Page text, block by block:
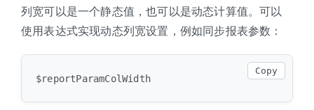
列宽可以是一个静态值，也可以是动态计算值。可以
使用表达式实现动态列宽设置，例如同步报表参数：
Copy